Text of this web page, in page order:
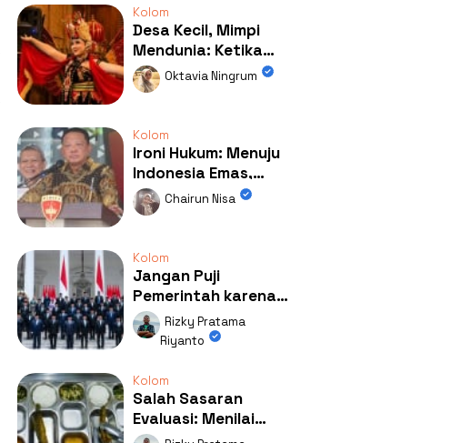
Kolom
Desa Kecil, Mimpi
Mendunia: Ketika
Kolaborasi
Mengubah Wajah
Oktavia Ningrum
Kolom
Ironi Hukum: Menuju
Indonesia Emas,
Ternyata Emasnya
Ada di Rumah Febrie!
Chairun Nisa
Kolom
Jangan Puji
Pemerintah karena
Kerja: Mengapa
Publik Begitu Mudah
Rizky Pratama
Riyanto
Kolom
Salah Sasaran
Evaluasi: Menilai
Program MBG Lewat